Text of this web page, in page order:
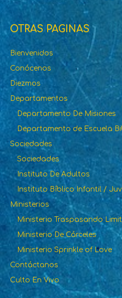
OTRAS PAGINAS
Bienvenidos
Conócenos
Diezmos
Departamentos
Departamento De Misiones
Departamento de Escuela
Sociedades
Sociedades
Instituto De Adultos
Instituto Bíblico Infantil /
Ministerios
Ministerio Traspasando
Ministerio De Cárceles
Ministerio Sprinkle of Love
Contáctanos
Culto En Vivo